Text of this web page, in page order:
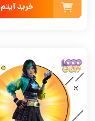
خرید آیتم